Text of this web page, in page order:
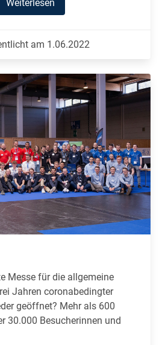
Weiterlesen
am 1.06.2022
Messe für die allgemeine
Jahren coronabedingter
geöffnet? Mehr als 600
30.000 Besucherinnen und